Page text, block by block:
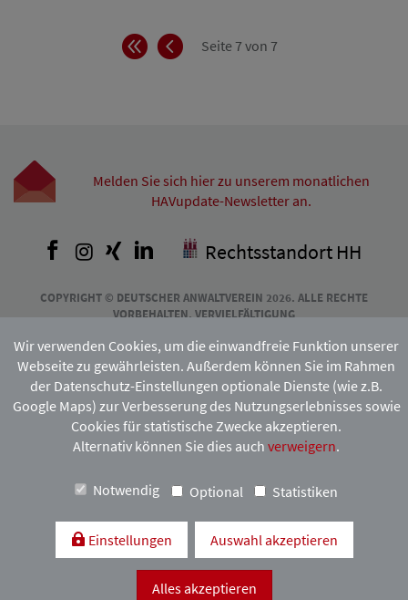
AnfangZurückSeite 7 von 7
Melden Sie sich hier zu unserem monatlichen
HAVupdate-Newsletter an.
Facebook
Instagram
XingLinkedInRechtsstandort HH
COPYRIGHT © DEUTSCHER ANWALTVEREIN 2026. ALLE RECHTE
VORBEHALTEN. VERVIELFÄLTIGUNG
HAMBURGISCHEN ANWALTVEREINS.
Mitgliedschaft:
Kontakt & Anfahrt Impressum Datenschutzerklärung
Wir verwenden Cookies, um die einwandfreie Funktion unserer
Webseite zu gewährleisten. Außerdem können Sie im Rahmen
der Datenschutz-Einstellungen optionale Dienste (wie z.B.
Google Maps) zur Verbesserung des Nutzungserlebnisses sowie
Cookies für statistische Zwecke akzeptieren.
Alternativ können Sie dies auch verweigern.
Notwendig Optional Statistiken
Einstellungen Auswahl akzeptieren
Alles akzeptieren